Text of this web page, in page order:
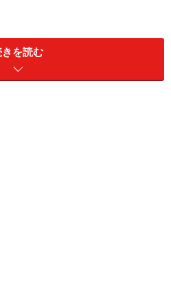
ブン」「ローソン」「ファミ
ンビニで、いつでも簡単に日
地図（東西約300m、南北約
を読む